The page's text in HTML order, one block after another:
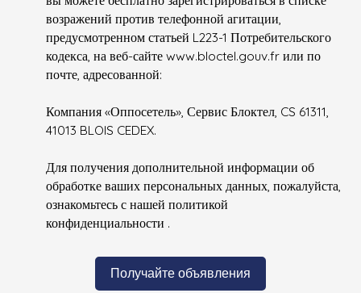
возражений против телефонной агитации,
предусмотренном статьей L223-1 Потребительского
кодекса, на веб-сайте www.bloctel.gouv.fr или по
почте, адресованной:
Компания «Оппосетель», Сервис Блоктел, CS 61311,
41013 BLOIS CEDEX.
Для получения дополнительной информации об
обработке ваших персональных данных, пожалуйста,
ознакомьтесь с нашей политикой
конфиденциальности .
Получайте объявления